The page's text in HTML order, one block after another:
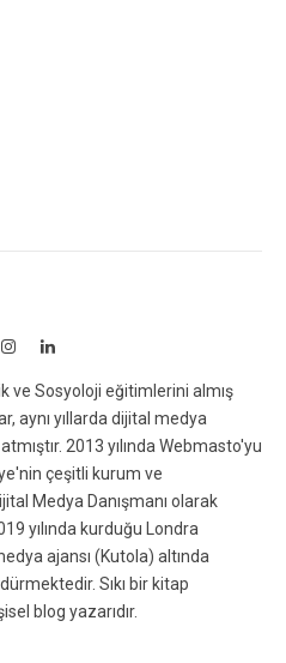
InstagramLinkedIn
ve Sosyoloji eğitimlerini almış
aynı yıllarda dijital medya
2013 yılında Webmasto'yu
çeşitli kurum ve
Medya Danışmanı olarak
yılında kurduğu Londra
ajansı (Kutola) altında
Sıkı bir kitap
blog yazarıdır.